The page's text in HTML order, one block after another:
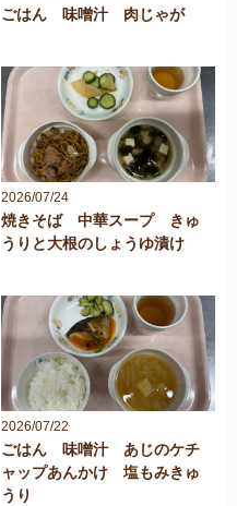
ごはん 味噌汁 肉じゃが
2026/07/24
焼きそば 中華スープ きゅ
うりと大根のしょうゆ漬け
2026/07/22
ごはん 味噌汁 あじのケチ
ャップあんかけ 塩もみきゅ
うり